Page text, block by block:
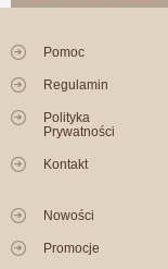
Pomoc
Regulamin
Polityka
Prywatności
Kontakt
Nowości
Promocje